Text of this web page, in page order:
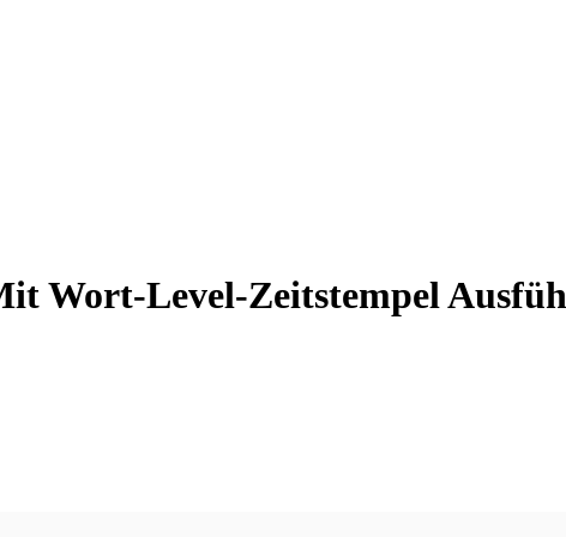
Wort-Level-Zeitstempel